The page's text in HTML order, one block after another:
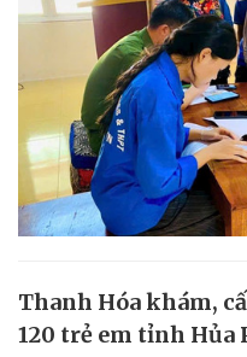
Thanh Hóa khám,
120 trẻ em tỉnh Hủa